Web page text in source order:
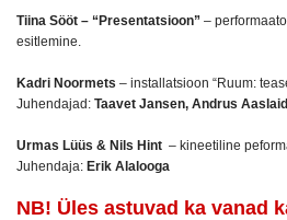
Tiina Sööt – “Presentatsioon” –
esitlemine.
Kadri Noormets – installatsioon “Ruum:
Juhendajad: Taavet Jansen, Andrus Aaslaid
Urmas Lüüs & Nils Hint – kineetiline
Juhendaja: Erik Alalooga
NB! Üles astuvad ka vanad